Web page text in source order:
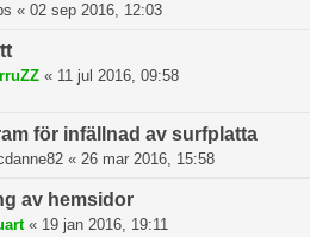
« 02 sep 2016, 12:03
« 11 jul 2016, 09:58
för infällnad av surfplatta
« 26 mar 2016, 15:58
av hemsidor
« 19 jan 2016, 19:11